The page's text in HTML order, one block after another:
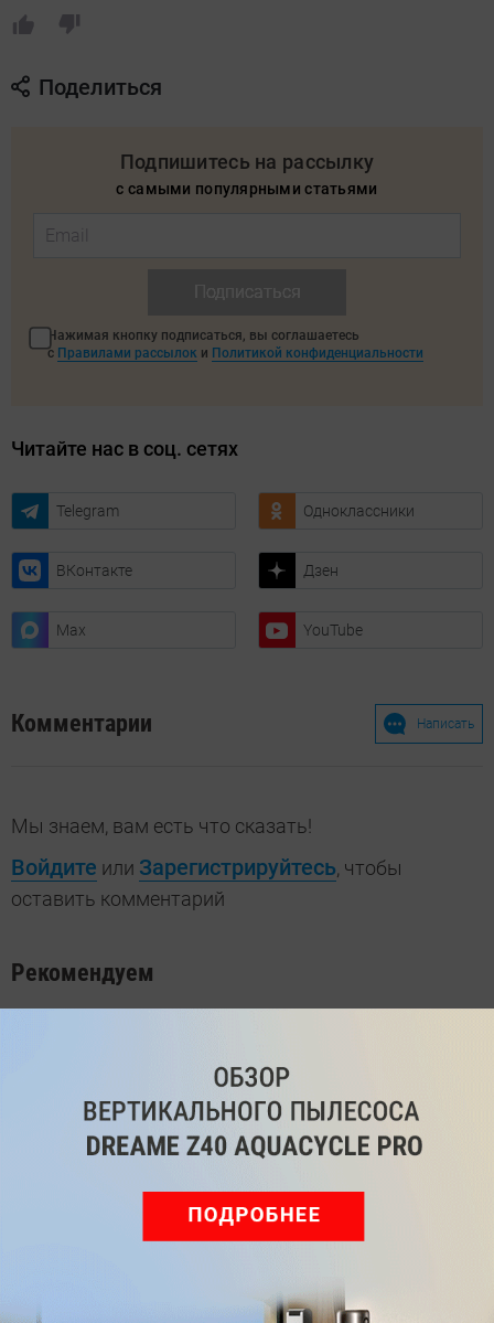
Поделиться
Подпишитесь на рассылку
с самыми популярными статьями
Нажимая кнопку подписаться, вы соглашаетесь
с Правилами рассылок и Политикой конфиденциальности
Читайте нас в соц. сетях
Telegram Одноклассники
ВКонтакте Дзен
Max YouTube
Комментарии Написать
Мы знаем, вам есть что сказать!
Войдите или Зарегистрируйтесь, чтобы
оставить комментарий
Рекомендуем